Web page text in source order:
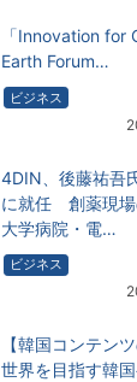
「Innovation for
Earth Forum…
ビジネス
4DIN、後藤祐吾
に就任 創薬現場
大学病院・電…
ビジネス
【韓国コンテン
世界を目指す韓国